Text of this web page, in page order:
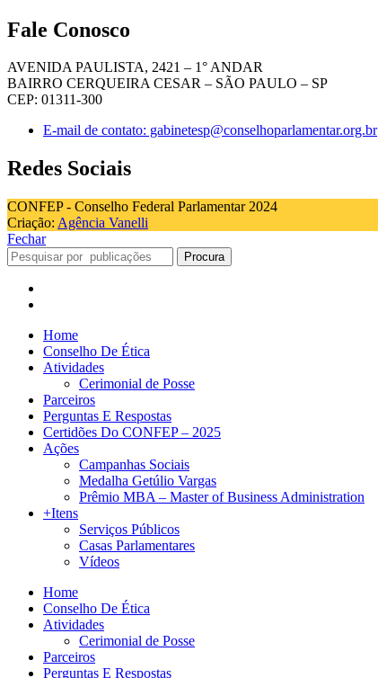
Fale Conosco
AVENIDA PAULISTA, 2421 – 1° ANDAR
BAIRRO CERQUEIRA CESAR – SÃO PAULO – SP
CEP: 01311-300
E-mail de contato: gabinetesp@conselhoparlamentar.org.br
Redes Sociais
CONFEP - Conselho Federal Parlamentar 2024
Criação: Agência Vanelli
Fechar
Procura
Home
Conselho De Ética
Atividades
Cerimonial de Posse
Parceiros
Perguntas E Respostas
Certidões Do CONFEP – 2025
Ações
Campanhas Sociais
Medalha Getúlio Vargas
Prêmio MBA – Master of Business Administration
+Itens
Serviços Públicos
Casas Parlamentares
Vídeos
Home
Conselho De Ética
Atividades
Cerimonial de Posse
Parceiros
Perguntas E Respostas